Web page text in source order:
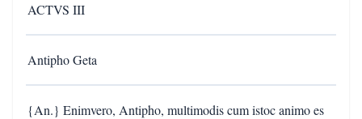
ACTVS III
Antipho Geta
{An.} Enimvero, Antipho, multimodis cum istoc animo es